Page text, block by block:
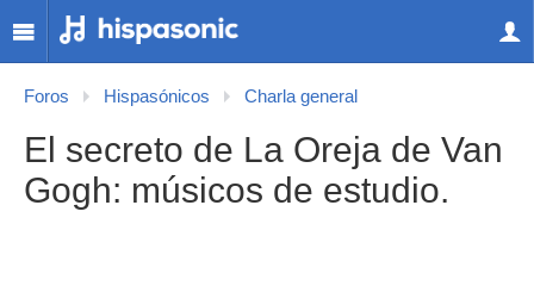
Foros Hispasónicos Charla general
El secreto de La Oreja de Van
Gogh: músicos de estudio.